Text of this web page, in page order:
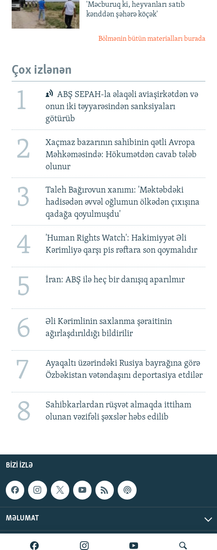
'Məcburuq ki, heyvanları satıb
kənddən şəhərə köçək'
Bölmənin bütün materialları burada
Çox izlənən
1
ABŞ SEPAH-la əlaqəli aviaşirkətdən və
onun iki təyyarəsindən sanksiyaları
götürüb
2
Xaçmaz bazarının sahibinin qətli Avropa
Məhkəməsində: Hökumətdən cavab tələb
olunur
3
Taleh Bağırovun xanımı: 'Məktəbdəki
hadisədən əvvəl oğlumun ölkədən çıxışına
qadağa qoyulmuşdu'
4
'Human Rights Watch': Hakimiyyət Əli
Kərimliyə qarşı pis rəftara son qoymalıdır
5 İran: ABŞ ilə heç bir danışıq aparılmır
6
Əli Kərimlinin saxlanma şəraitinin
ağırlaşdırıldığı bildirilir
7
Ayaqaltı üzərindəki Rusiya bayrağına görə
Özbəkistan vətəndaşını deportasiya etdilər
8
Sahibkarlardan rüşvət almaqda ittiham
olunan vəzifəli şəxslər həbs edilib
BIZI IZLƏ
MƏLUMAT
AzadlıqRadiosu © 2026 Inc. | Bütün hüquqlar qorunur